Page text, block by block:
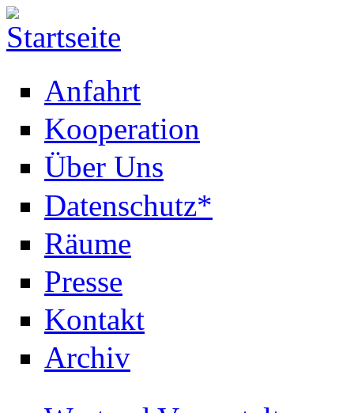
Anfahrt
Kooperation
Über Uns
Datenschutz*
Räume
Presse
Kontakt
Archiv